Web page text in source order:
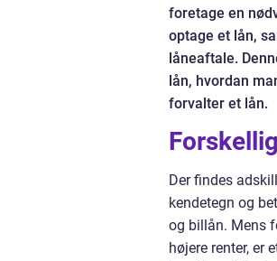
foretage en
optage et lån,
låneaftale.
lån, hvordan
forvalter et lån.
Der findes
kendetegn og
og billån. Mens
højere renter, er